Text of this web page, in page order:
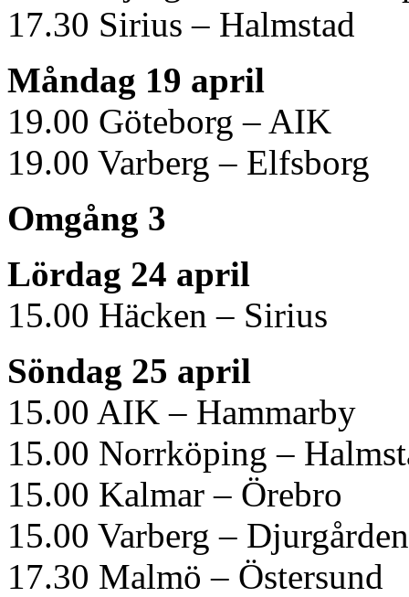
17.30 Sirius – Halmstad
Måndag 19 april
19.00 Göteborg – AIK
19.00 Varberg – Elfsborg
Omgång 3
Lördag 24 april
15.00 Häcken – Sirius
Söndag 25 april
15.00 AIK – Hammarby
15.00 Norrköping –
15.00 Kalmar – Örebro
15.00 Varberg – Djurgården
17.30 Malmö – Östersund